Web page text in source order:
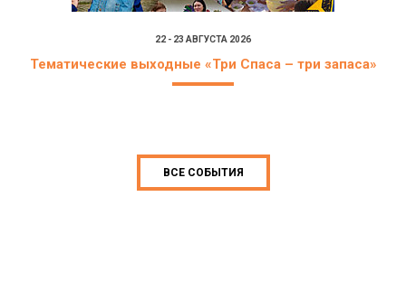
22 - 23 АВГУСТА 2026
Тематические выходные «Три Спаса – три запаса»
ВСЕ СОБЫТИЯ